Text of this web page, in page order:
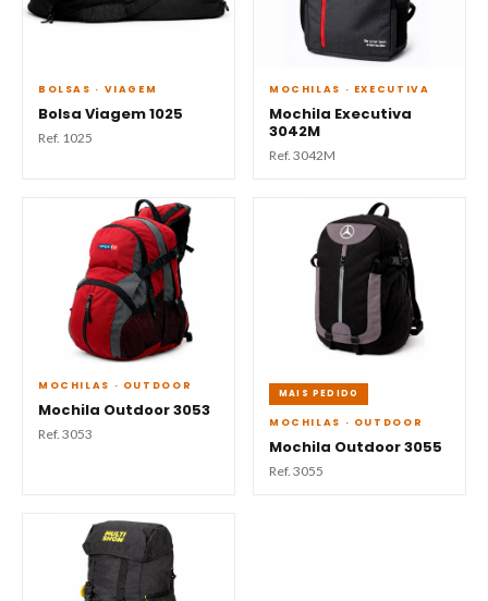
BOLSAS · VIAGEM
Bolsa Viagem 1025
Ref. 1025
MOCHILAS · EXECUTIVA
Mochila Executiva
3042M
Ref. 3042M
MOCHILAS · OUTDOOR
Mochila Outdoor 3053
Ref. 3053
MAIS PEDIDO
MOCHILAS · OUTDOOR
Mochila Outdoor 3055
Ref. 3055